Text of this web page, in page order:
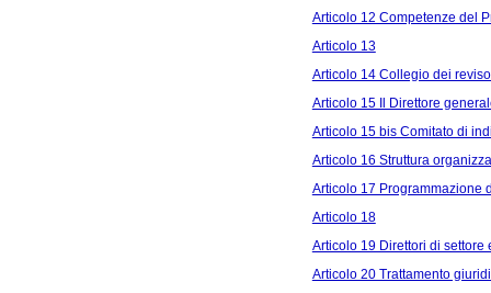
Articolo 12 Competenze del
Articolo 13
Articolo 14 Collegio dei
Articolo 15 Il Direttore
Articolo 15 bis Comitato di
Articolo 16 Struttura
Articolo 17 Programmazione
Articolo 18
Articolo 19 Direttori di settore
Articolo 20 Trattamento